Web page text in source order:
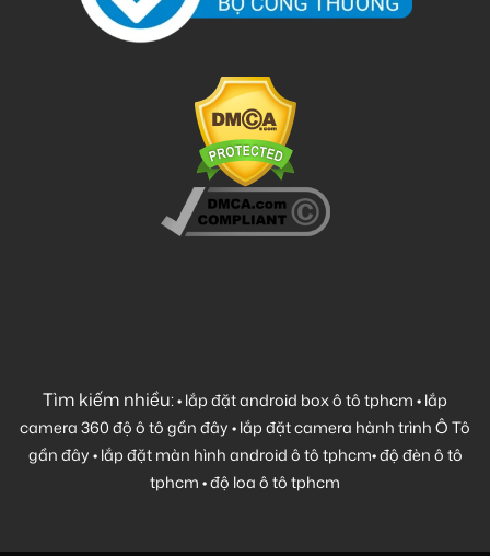
Tìm kiếm nhiều:•lắp đặt android box ô tô tphcm•lắp
camera 360 độ ô tô gần đây•lắp đặt camera hành trình Ô Tô
gần đây•lắp đặt màn hình android ô tô tphcm•độ đèn ô tô
tphcm•độ loa ô tô tphcm